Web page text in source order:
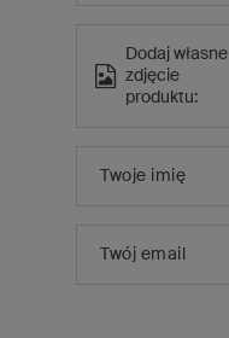
Dodaj własne
zdjęcie
produktu:
Twoje imię
Twój email